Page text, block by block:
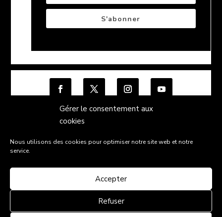
Gérer le consentement aux
cookies
Nous utilisons des cookies pour optimiser notre site web et notre
service.
Accepter
Refuser
S'abonner
« Action financée par »
Condition générales de vente
confidentialité
Mentions légales
Contact